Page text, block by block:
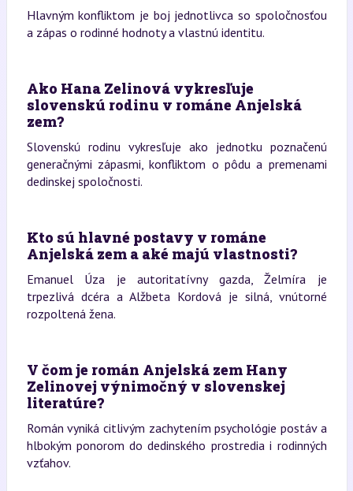
Hlavným konfliktom je boj jednotlivca so spoločnosťou
a zápas o rodinné hodnoty a vlastnú identitu.
Ako Hana Zelinová vykresľuje
slovenskú rodinu v románe Anjelská
zem?
Slovenskú rodinu vykresľuje ako jednotku poznačenú
generačnými zápasmi, konfliktom o pôdu a premenami
dedinskej spoločnosti.
Kto sú hlavné postavy v románe
Anjelská zem a aké majú vlastnosti?
Emanuel Úza je autoritatívny gazda, Želmíra je
trpezlivá dcéra a Alžbeta Kordová je silná, vnútorné
rozpoltená žena.
V čom je román Anjelská zem Hany
Zelinovej výnimočný v slovenskej
literatúre?
Román vyniká citlivým zachytením psychológie postáv a
hlbokým ponorom do dedinského prostredia i rodinných
vzťahov.